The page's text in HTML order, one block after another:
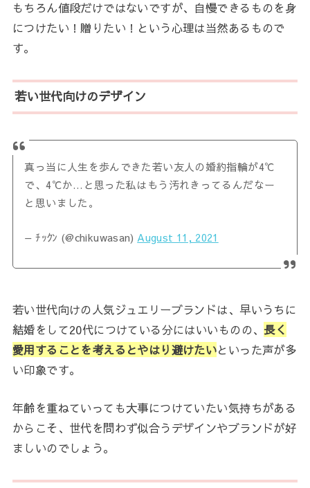
もちろん値段だけではないですが、自慢できるものを身
につけたい！贈りたい！という心理は当然あるもので
す。
若い世代向けのデザイン
真っ当に人生を歩んできた若い友人の婚約指輪が4℃
で、4℃か…と思った私はもう汚れきってるんだなー
と思いました。
— ﾁｯｸﾝ (@chikuwasan) August 11, 2021
若い世代向けの人気ジュエリーブランドは、早いうちに
結婚をして20代につけている分にはいいものの、 長く
愛用することを考えるとやはり避けたいといった声が多
い印象です。
年齢を重ねていっても大事につけていたい気持ちがある
からこそ、世代を問わず似合うデザインやブランドが好
ましいのでしょう。